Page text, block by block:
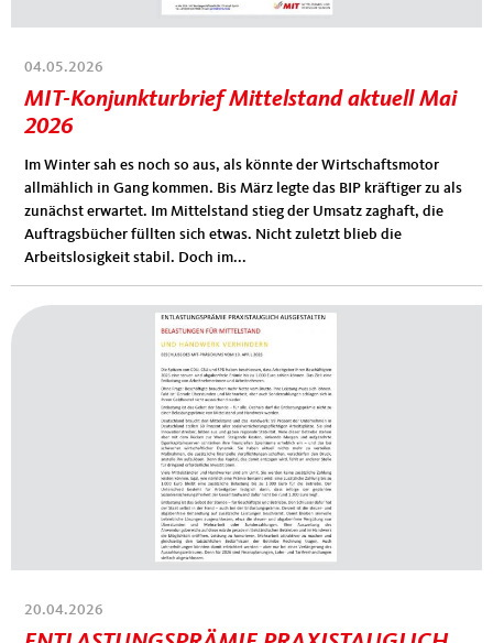
MIT-Konjunkturbrief Mittelstand aktuell
Die Industrieproduktion hat zuletzt leicht zugelegt und der
Mittelstand stabilisiert sich punktuell. Die Auftragsbücher sind
diesen Sommer um fast zehn Prozent dicker als noch vor einem
Jahr. Die Inflation ist trotz der internationalen Turbulenzen
MIT-Konjunkturbrief Mittelstand aktuell Mai
Im Winter sah es noch so aus, als könnte der Wirtschaftsmotor
allmählich in Gang kommen. Bis März legte das BIP kräftiger zu als
zunächst erwartet. Im Mittelstand stieg der Umsatz zaghaft, die
Auftragsbücher füllten sich etwas. Nicht zuletzt blieb die